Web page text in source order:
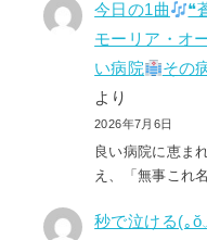
今日の1曲 ❝
モーリア・オ
い病院
その
より
2026年7月6日
良い病院に恵ま
え、「無事これ
秒で泣ける(⁠｡⁠